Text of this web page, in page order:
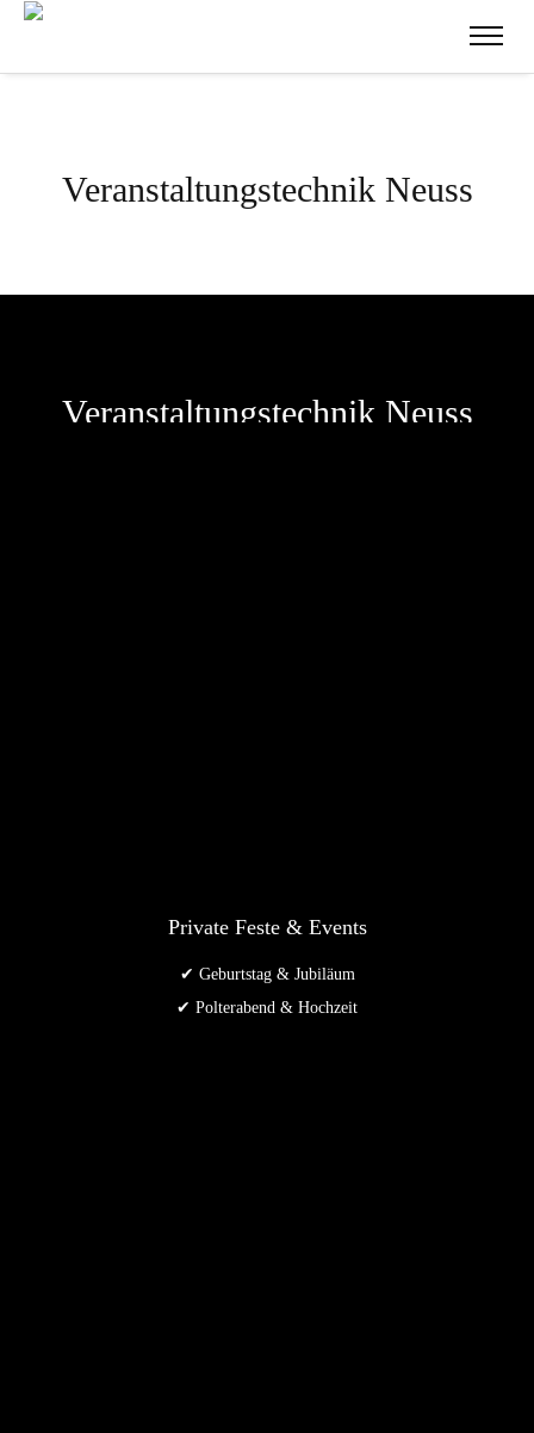
Veranstaltungstechnik Neuss
Veranstaltungstechnik Neuss
Private Feste & Events
✔ Geburtstag & Jubiläum
✔ Polterabend & Hochzeit